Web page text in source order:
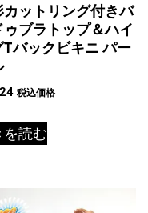
カットリング付きバ
ゥブラトップ＆ハイ
Tバックビキニ パー
税込価格
を読む